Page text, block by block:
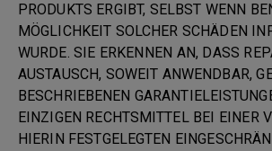
PRODUKTS ERGIBT, SELBST WENN
MÖGLICHKEIT SOLCHER SCHÄDEN
WURDE. SIE ERKENNEN AN, DASS
AUSTAUSCH, SOWEIT ANWENDBAR,
BESCHRIEBENEN
EINZIGEN RECHTSMITTEL BEI EINER
HIERIN FESTGELEGTEN